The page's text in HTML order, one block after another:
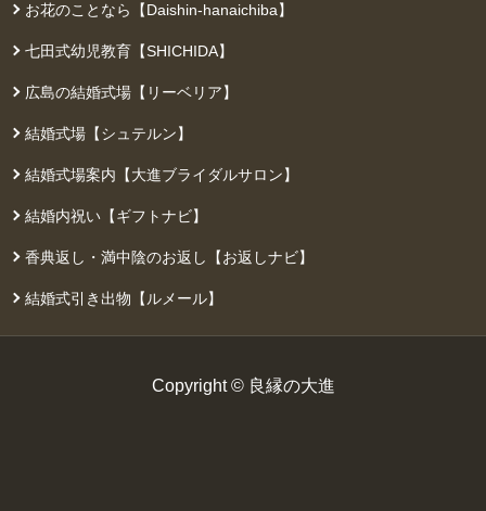
お花のことなら【Daishin-hanaichiba】
七田式幼児教育【SHICHIDA】
広島の結婚式場【リーベリア】
結婚式場【シュテルン】
結婚式場案内【大進ブライダルサロン】
結婚内祝い【ギフトナビ】
香典返し・満中陰のお返し【お返しナビ】
結婚式引き出物【ルメール】
Copyright © 良縁の大進